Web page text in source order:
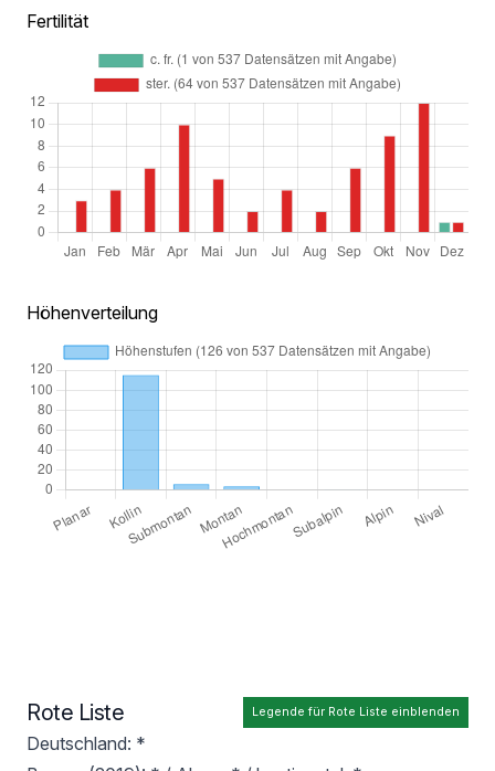
Fertilität
Höhenverteilung
Legende für Rote Liste einblenden
Rote Liste
Deutschland: *